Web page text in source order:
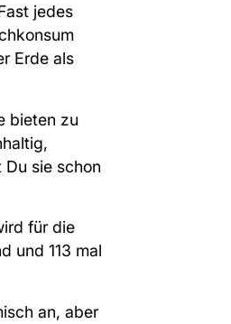
jedes
Erde als
bieten zu
sie schon
für die
und 113 mal
an, aber